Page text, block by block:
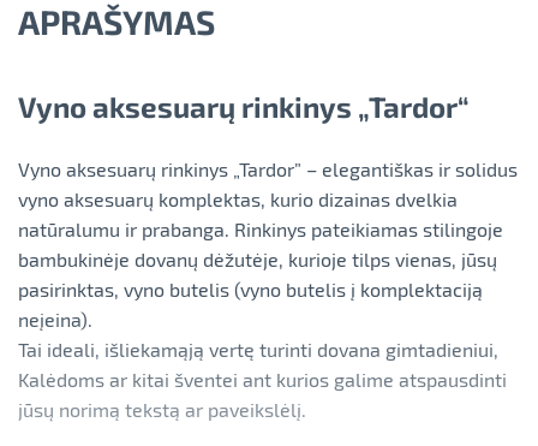
APRAŠYMAS
Vyno aksesuarų rinkinys „Tardor“
Vyno aksesuarų rinkinys „Tardor” – elegantiškas ir solidus
vyno aksesuarų komplektas, kurio dizainas dvelkia
natūralumu ir prabanga. Rinkinys pateikiamas stilingoje
bambukinėje dovanų dėžutėje, kurioje tilps vienas, jūsų
pasirinktas, vyno butelis (vyno butelis į komplektaciją
neįeina).
Tai ideali, išliekamąją vertę turinti dovana gimtadieniui,
Kalėdoms ar kitai šventei ant kurios galime atspausdinti
jūsų norimą tekstą ar paveikslėlį.